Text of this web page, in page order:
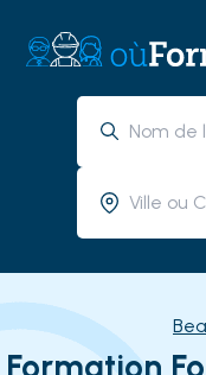
Formation